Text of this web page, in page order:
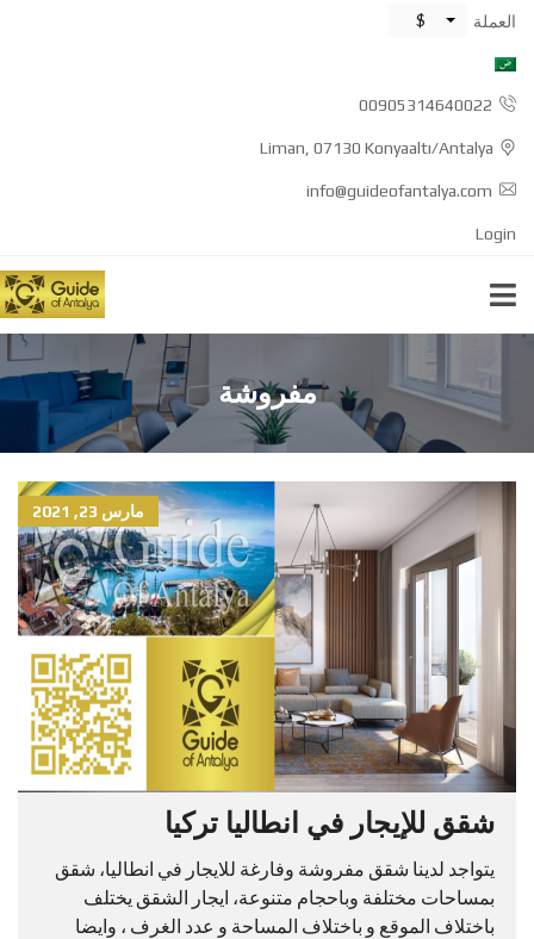
العملة $
00905314640022
Liman, 07130 Konyaaltı/Antalya
info@guideofantalya.com
Login
مفروشة
مارس 23, 2021
شقق للإيجار في انطاليا تركيا
يتواجد لدينا شقق مفروشة وفارغة للايجار في انطاليا، شقق
بمساحات مختلفة وباحجام متنوعة، ايجار الشقق يختلف
باختلاف الموقع و باختلاف المساحة و عدد الغرف ، وايضا